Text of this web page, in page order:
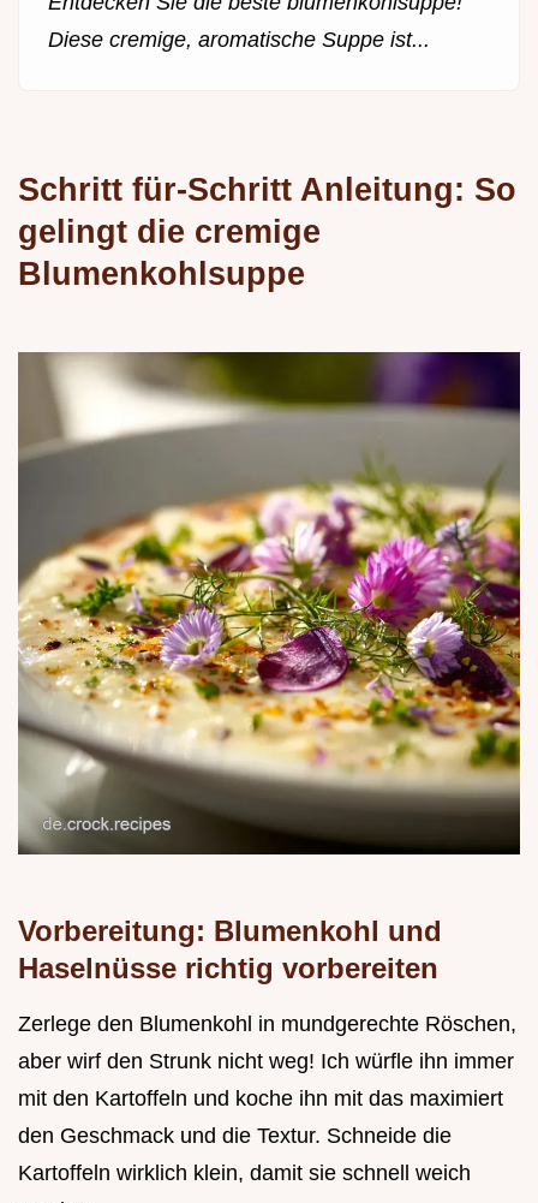
Diese cremige, aromatische Suppe ist...
Schritt für-Schritt Anleitung: So
gelingt die cremige
Blumenkohlsuppe
Vorbereitung: Blumenkohl und
Haselnüsse richtig vorbereiten
Zerlege den Blumenkohl in mundgerechte Röschen,
aber wirf den Strunk nicht weg! Ich würfle ihn immer
mit den Kartoffeln und koche ihn mit das maximiert
den Geschmack und die Textur. Schneide die
Kartoffeln wirklich klein, damit sie schnell weich